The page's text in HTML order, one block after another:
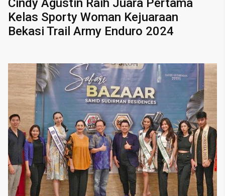
Cindy Agustin Raih Juara Pertama
Kelas Sporty Woman Kejuaraan
Bekasi Trail Army Enduro 2024